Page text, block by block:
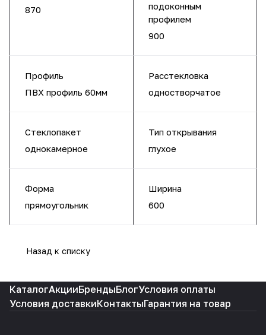
870
подоконным
профилем
900
Профиль
ПВХ профиль 60мм
Расстекловка
одностворчатое
Стеклопакет
однокамерное
Тип открывания
глухое
Форма
прямоугольник
Ширина
600
Назад к списку
КаталогАкцииБрендыБлогУсловия оплаты
Условия доставкиКонтактыГарантия на товар